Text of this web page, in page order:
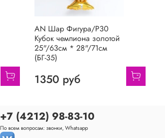
AN Шар Фигура/P30
Кубок чемпиона золотой
25"/63см * 28"/71см
(БГ-35)
1350 руб
+7 (4212) 98-83-10
По всем вопросам: звонки, Whatsapp